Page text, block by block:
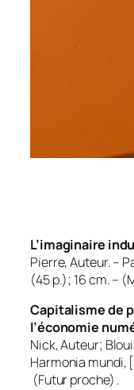
L’imaginaire
Pierre, Auteur. –
(45 p.); 16 cm. –
Capitalisme de
l’économie
Nick, Auteur;
Harmonia mundi,
(Futur proche) .